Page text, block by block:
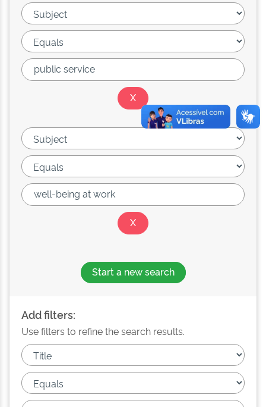
Start a new search
Add filters:
Use filters to refine the search results.